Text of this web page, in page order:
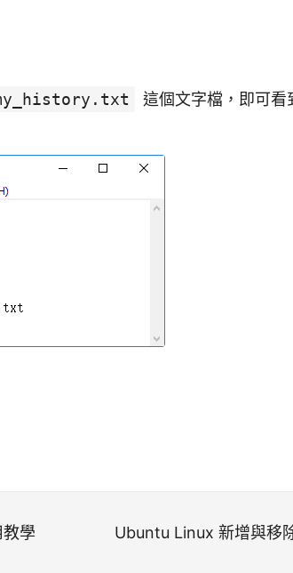
這個文字檔，即可看
學
Ubuntu Linux 新增與移